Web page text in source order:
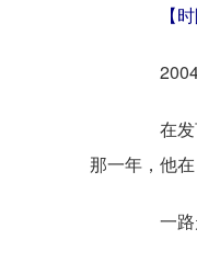
【
2004
在发言
那一年，他
一路